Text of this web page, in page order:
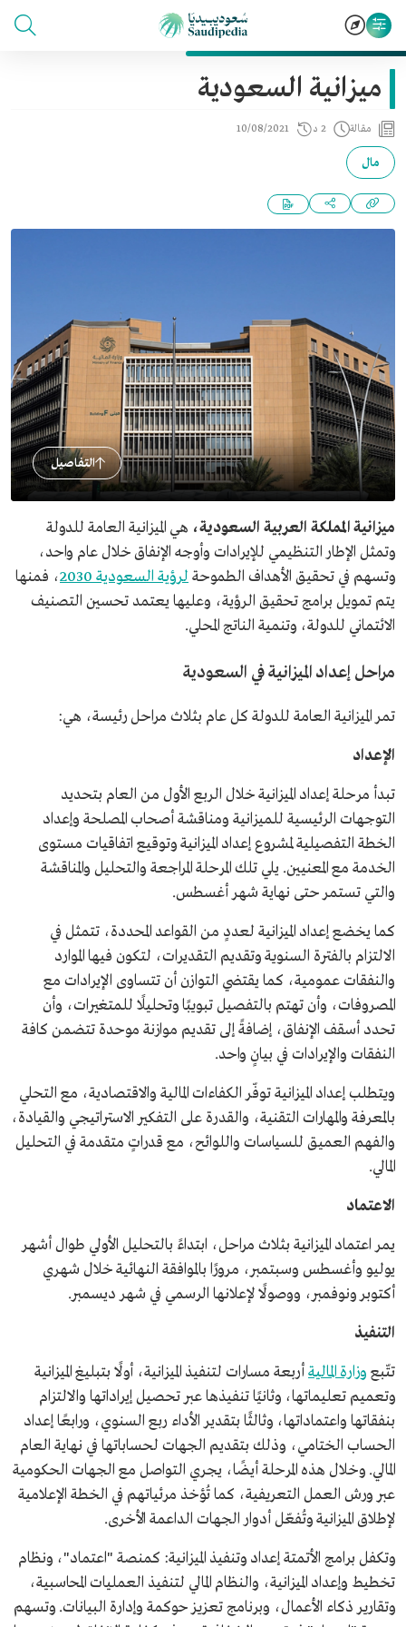
ميزانية السعودية
مقالة 2 د 10/08/2021
مال
التفاصيل
ميزانية المملكة العربية السعودية، هي الميزانية العامة للدولة
وتمثل الإطار التنظيمي للإيرادات وأوجه الإنفاق خلال عام واحد،
وتسهم في تحقيق الأهداف الطموحة لرؤية السعودية 2030
، فمنها
يتم تمويل برامج تحقيق الرؤية، وعليها يعتمد تحسين التصنيف
الائتماني للدولة، وتنمية الناتج المحلي.
مراحل إعداد الميزانية في السعودية
تمر الميزانية العامة للدولة كل عام بثلاث مراحل رئيسة، هي:
الإعداد
تبدأ مرحلة إعداد الميزانية خلال الربع الأول من العام بتحديد
التوجهات الرئيسية للميزانية ومناقشة أصحاب المصلحة وإعداد
الخطة التفصيلية لمشروع إعداد الميزانية وتوقيع اتفاقيات مستوى
الخدمة مع المعنيين. يلي تلك المرحلة المراجعة والتحليل والمناقشة
والتي تستمر حتى نهاية شهر أغسطس.
كما يخضع إعداد الميزانية لعددٍ من القواعد المحددة، تتمثل في
الالتزام بالفترة السنوية وتقديم التقديرات، لتكون فيها الموارد
والنفقات عمومية، كما يقتضي التوازن أن تتساوى الإيرادات مع
المصروفات، وأن تهتم بالتفصيل تبويبًا وتحليلًا للمتغيرات، وأن
تحدد أسقف الإنفاق، إضافةً إلى تقديم موازنة موحدة تتضمن كافة
النفقات والإيرادات في بيانٍ واحد.
ويتطلب إعداد الميزانية توفّر الكفاءات المالية والاقتصادية، مع التحلي
بالمعرفة والمهارات التقنية، والقدرة على التفكير الاستراتيجي والقيادة،
والفهم العميق للسياسات واللوائح، مع قدراتٍ متقدمة في التحليل
المالي.
الاعتماد
يمر اعتماد الميزانية بثلاث مراحل، ابتداءً بالتحليل الأولي طوال أشهر
يوليو وأغسطس وسبتمبر، مرورًا بالموافقة النهائية خلال شهري
أكتوبر ونوفمبر، ووصولًا لإعلانها الرسمي في شهر ديسمبر.
التنفيذ
تتّبع وزارة المالية أربعة مسارات لتنفيذ الميزانية، أولًا بتبليغ الميزانية
وتعميم تعليماتها، وثانيًا تنفيذها عبر تحصيل إيراداتها والالتزام
بنفقاتها واعتماداتها، وثالثًا بتقدير الأداء ربع السنوي، ورابعًا إعداد
الحساب الختامي، وذلك بتقديم الجهات لحساباتها في نهاية العام
المالي. وخلال هذه المرحلة أيضًا، يجري التواصل مع الجهات الحكومية
عبر ورش العمل التعريفية، كما تُؤخذ مرئياتهم في الخطة الإعلامية
لإطلاق الميزانية وتُفعّل أدوار الجهات الداعمة الأخرى.
وتكفل برامج الأتمتة إعداد وتنفيذ الميزانية: كمنصة "اعتماد"، ونظام
تخطيط وإعداد الميزانية، والنظام المالي لتنفيذ العمليات المحاسبية،
وتقارير ذكاء الأعمال، وبرنامج تعزيز حوكمة وإدارة البيانات. وتسهم